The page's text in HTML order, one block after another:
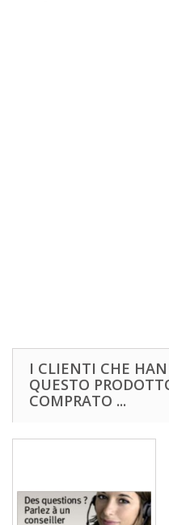
I CLIENTI CHE
QUESTO
COMPRATO ...